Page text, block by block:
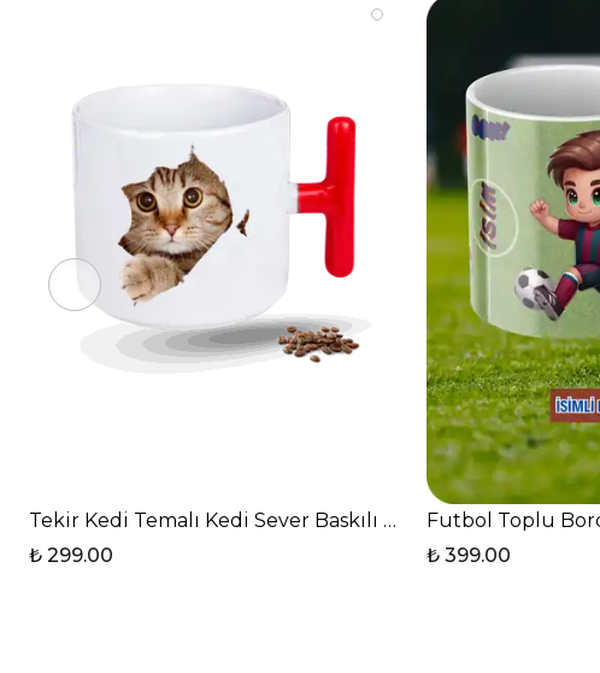
Tekir Kedi Temalı Kedi Sever Baskılı T Saplı Porselen
₺ 299.00
Futbol Toplu
₺ 399.00